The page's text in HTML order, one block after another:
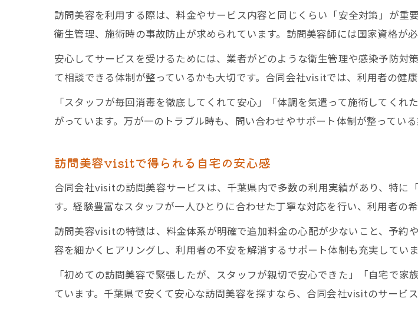
訪問美容を利用する際は、料金やサービス内容と同じくらい「安全対策」が
衛生管理、施術時の事故防止が求められています。訪問美容師には国家資格が
安心してサービスを受けるためには、業者がどのような衛生管理や感染予防
て相談できる体制が整っているかも大切です。合同会社visitでは、利用者の健
「スタッフが毎回消毒を徹底してくれて安心」「体調を気遣って施術してく
がっています。万が一のトラブル時も、問い合わせやサポート体制が整っている
訪問美容visitで得られる自宅の安心感
合同会社visitの訪問美容サービスは、千葉県内で多数の利用実績があり、特に
す。経験豊富なスタッフが一人ひとりに合わせた丁寧な対応を行い、利用者の
訪問美容visitの特徴は、料金体系が明確で追加料金の心配が少ないこと、予約
容を細かくヒアリングし、利用者の不安を解消するサポート体制も充実していま
「初めての訪問美容で緊張したが、スタッフが親切で安心できた」「自宅で
ています。千葉県で安くて安心な訪問美容を探すなら、合同会社visitのサービ